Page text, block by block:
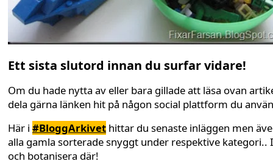
Ett sista slutord innan du surfar vidare!
Om du hade nytta av eller bara gillade att läsa ovan
dela gärna länken hit på någon social plattform du
Här i #BloggArkivet hittar du senaste inläggen men
alla gamla sorterade snyggt under respektive kategori..
och botanisera där!